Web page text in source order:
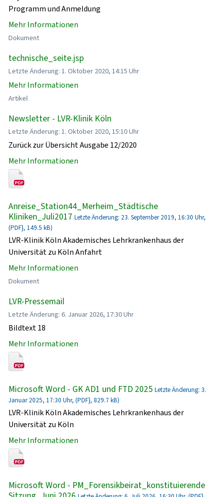
Programm und Anmeldung
Mehr Informationen
Dokument
technische_seite.jsp
Letzte Änderung: 1. Oktober 2020, 14:15 Uhr
Mehr Informationen
Artikel
Newsletter - LVR-Klinik Köln
Letzte Änderung: 1. Oktober 2020, 15:10 Uhr
Zurück zur Übersicht Ausgabe 12/2020
Mehr Informationen
Anreise_Station44_Merheim_Städtische
Kliniken_Juli2017 Letzte Änderung: 23. September 2019, 16:30 Uhr,
(PDF}, 149.5 kB)
LVR-Klinik Köln Akademisches Lehrkrankenhaus der
Universität zu Köln Anfahrt
Mehr Informationen
Dokument
LVR-Pressemail
Letzte Änderung: 6. Januar 2026, 17:30 Uhr
Bildtext 18
Mehr Informationen
Microsoft Word - GK AD1 und FTD 2025 Letzte Änderung: 3.
Januar 2025, 17:30 Uhr, (PDF}, 829.7 kB)
LVR-Klinik Köln Akademisches Lehrkrankenhaus der
Universität zu Köln
Mehr Informationen
Microsoft Word - PM_Forensikbeirat_konstituierende